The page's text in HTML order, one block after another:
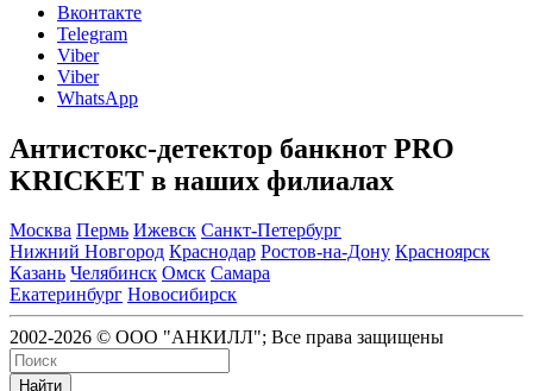
Вконтакте
Telegram
Viber
Viber
WhatsApp
Антистокс-детектор банкнот PRO
KRICKET в наших филиалах
Москва Пермь Ижевск Санкт-Петербург
Нижний Новгород Краснодар Ростов-на-Дону Красноярск
Казань Челябинск Омск Самара
Екатеринбург Новосибирск
2002-2026 © ООО "АНКИЛЛ"; Все права защищены
Найти